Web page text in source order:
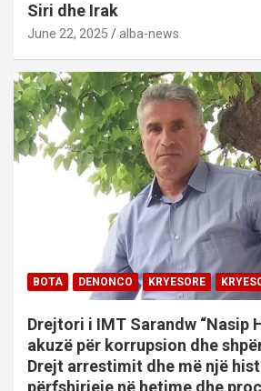
Siri dhe Irak
June 22, 2025 alba-news
BOTA DENONCO KRYESORE
Drejtori i IMT Sarandw “Nasip
akuzë për korrupsion dhe
Drejt arrestimit dhe më një
përfshirjeje në hetime dhe